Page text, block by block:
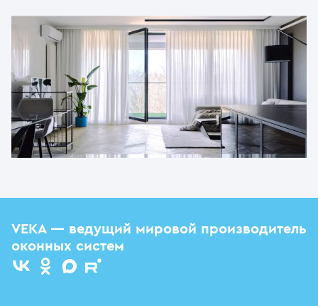
VEKA — ведущий мировой производитель
оконных систем